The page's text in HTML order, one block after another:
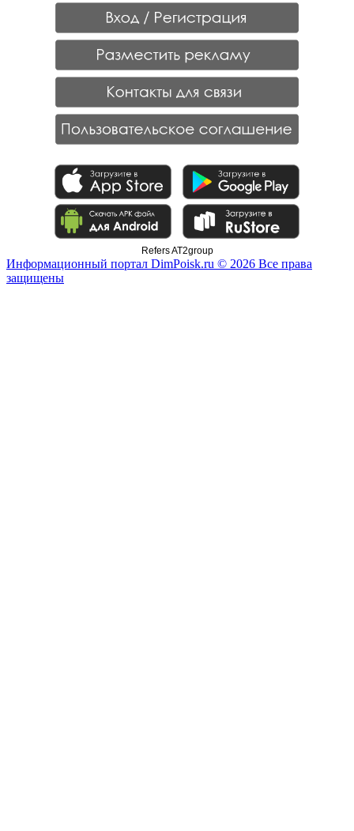
Refers AT2group
Информационный портал DimPoisk.ru © 2026 Все права
защищены